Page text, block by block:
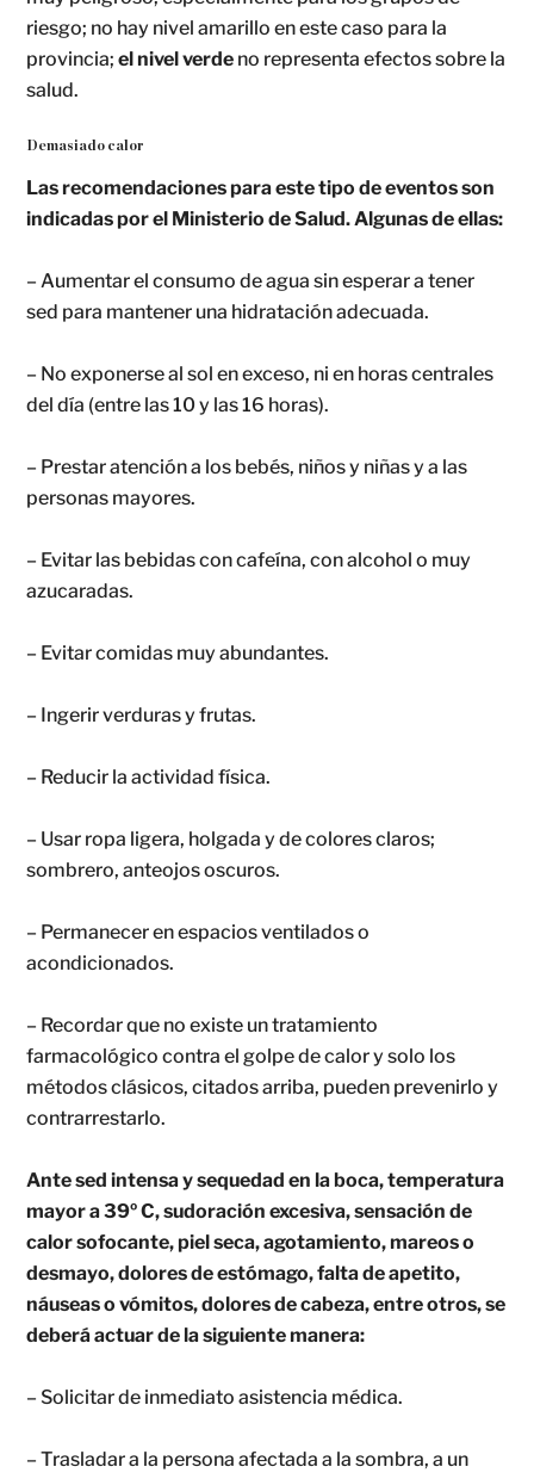
riesgo; no hay nivel amarillo en este caso para la
provincia;el nivel verde no representa efectos sobre la
salud.
Demasiado calor
Las recomendaciones para este tipo de eventos son
indicadas por el Ministerio de Salud. Algunas de ellas:
– Aumentar el consumo de agua sin esperar a tener
sed para mantener una hidratación adecuada.
– No exponerse al sol en exceso, ni en horas centrales
del día (entre las 10 y las 16 horas).
– Prestar atención a los bebés, niños y niñas y a las
personas mayores.
– Evitar las bebidas con cafeína, con alcohol o muy
azucaradas.
– Evitar comidas muy abundantes.
– Ingerir verduras y frutas.
– Reducir la actividad física.
– Usar ropa ligera, holgada y de colores claros;
sombrero, anteojos oscuros.
– Permanecer en espacios ventilados o
acondicionados.
– Recordar que no existe un tratamiento
farmacológico contra el golpe de calor y solo los
métodos clásicos, citados arriba, pueden prevenirlo y
contrarrestarlo.
Ante sed intensa y sequedad en la boca, temperatura
mayor a 39º C, sudoración excesiva, sensación de
calor sofocante, piel seca, agotamiento, mareos o
desmayo, dolores de estómago, falta de apetito,
náuseas o vómitos, dolores de cabeza, entre otros, se
deberá actuar de la siguiente manera:
– Solicitar de inmediato asistencia médica.
– Trasladar a la persona afectada a la sombra, a un